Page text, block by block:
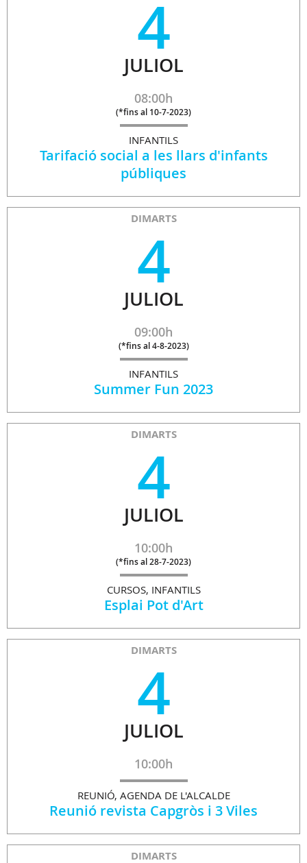
4
JULIOL
08:00h
(*fins al 10-7-2023)
INFANTILS
Tarifació social a les llars d'infants
públiques
DIMARTS
4
JULIOL
09:00h
(*fins al 4-8-2023)
INFANTILS
Summer Fun 2023
DIMARTS
4
JULIOL
10:00h
(*fins al 28-7-2023)
CURSOS, INFANTILS
Esplai Pot d'Art
DIMARTS
4
JULIOL
10:00h
REUNIÓ, AGENDA DE L'ALCALDE
Reunió revista Capgròs i 3 Viles
DIMARTS